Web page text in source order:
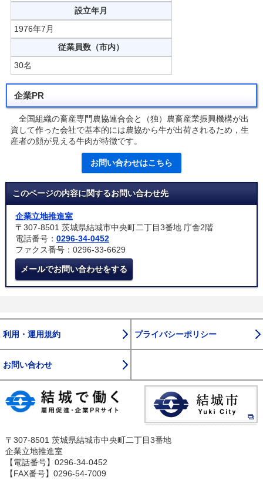
設立年月
1976年7月
従業員数（市内）
30名
企業PR
全国組織の畜産専門農協連合会と（独）農畜産業振興機構が出
資して作った会社で基本的には農協から牛が出荷されるため，生
産者の顔が見える牛肉が特徴です。
お問い合わせはこちら
このページの内容に関するお問い合わせ先
企業立地推進室
〒307-8501 茨城県結城市中央町二丁目3番地 庁舎2階
電話番号： 0296-34-0452
ファクス番号：0296-33-6629
メールでお問い合わせをする
利用・運用規約 プライバシーポリシー
お問い合わせ
〒307-8501 茨城県結城市中央町二丁目3番地
企業立地推進室
【電話番号】0296-34-0452
【FAX番号】0296-54-7009